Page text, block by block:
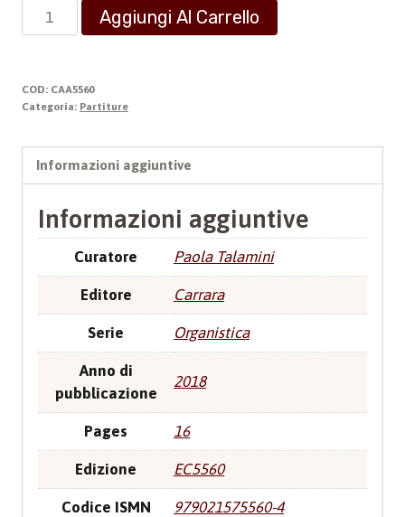
Sinfonia
negl'Orazi
Curiazi
quantità
Aggiungi Al Carrello
COD: CAA5560
Categoria: Partiture
Informazioni aggiuntive
Informazioni aggiuntive
Curatore Paola Talamini
Editore Carrara
Serie Organistica
Anno di
pubblicazione
2018
Pages 16
Edizione EC5560
Codice ISMN 979021575560-4